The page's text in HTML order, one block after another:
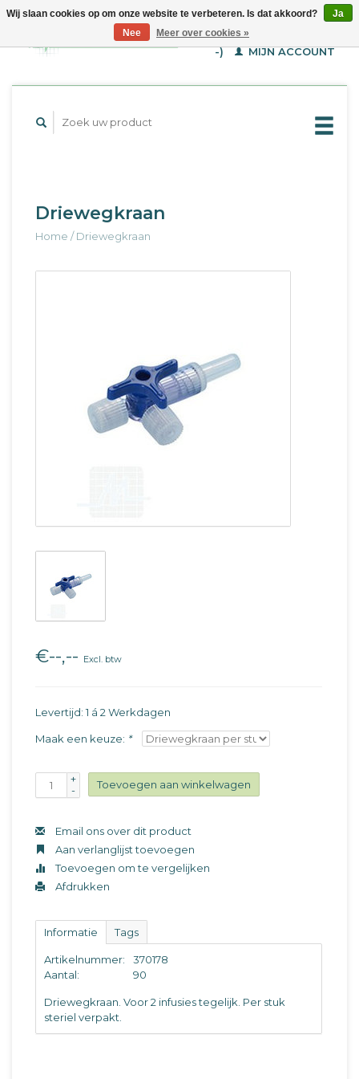
WINKELWAGEN (€--,-
-)
MIJN ACCOUNT
Driewegkraan
Home /Driewegkraan
€--,-- Excl. btw
Levertijd: 1 á 2 Werkdagen
Maak een keuze: *
+
-
Toevoegen aan winkelwagen
Email ons over dit product
Aan verlanglijst toevoegen
Toevoegen om te vergelijken
Afdrukken
Informatie Tags
Artikelnummer:
370178
Aantal:
90
Driewegkraan. Voor 2 infusies tegelijk. Per stuk
steriel verpakt.
Wij slaan cookies op om onze website te verbeteren. Is dat akkoord?
Ja
Nee
Meer over cookies »